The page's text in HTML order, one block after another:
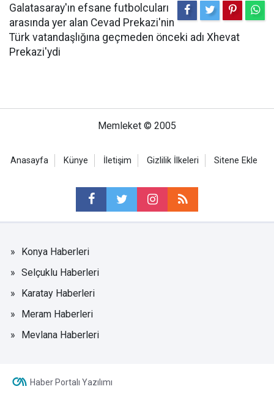
Galatasaray'ın efsane futbolcuları
arasında yer alan Cevad Prekazi'nin
Türk vatandaşlığına geçmeden önceki adı Xhevat
Prekazi'ydi
Memleket © 2005
Anasayfa Künye İletişim Gizlilik İlkeleri Sitene Ekle
Konya Haberleri
Selçuklu Haberleri
Karatay Haberleri
Meram Haberleri
Mevlana Haberleri
Haber Portalı Yazılımı